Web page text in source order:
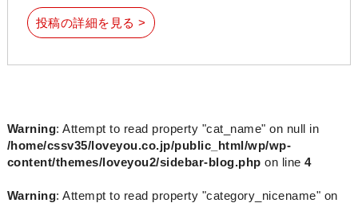
投稿の詳細を見る >
Warning: Attempt to read property "cat_name" on null in
/home/cssv35/loveyou.co.jp/public_html/wp/wp-
content/themes/loveyou2/sidebar-blog.php on line4
Warning: Attempt to read property "category_nicename" on